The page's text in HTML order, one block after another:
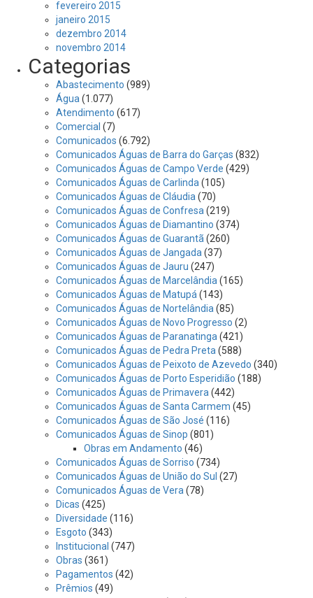
fevereiro 2015
janeiro 2015
dezembro 2014
novembro 2014
Categorias
Abastecimento (989)
Água (1.077)
Atendimento (617)
Comercial (7)
Comunicados (6.792)
Comunicados Águas de Barra do Garças (832)
Comunicados Águas de Campo Verde (429)
Comunicados Águas de Carlinda (105)
Comunicados Águas de Cláudia (70)
Comunicados Águas de Confresa (219)
Comunicados Águas de Diamantino (374)
Comunicados Águas de Guarantã (260)
Comunicados Águas de Jangada (37)
Comunicados Águas de Jauru (247)
Comunicados Águas de Marcelândia (165)
Comunicados Águas de Matupá (143)
Comunicados Águas de Nortelândia (85)
Comunicados Águas de Novo Progresso (2)
Comunicados Águas de Paranatinga (421)
Comunicados Águas de Pedra Preta (588)
Comunicados Águas de Peixoto de Azevedo (340)
Comunicados Águas de Porto Esperidião (188)
Comunicados Águas de Primavera (442)
Comunicados Águas de Santa Carmem (45)
Comunicados Águas de São José (116)
Comunicados Águas de Sinop (801)
Obras em Andamento (46)
Comunicados Águas de Sorriso (734)
Comunicados Águas de União do Sul (27)
Comunicados Águas de Vera (78)
Dicas (425)
Diversidade (116)
Esgoto (343)
Institucional (747)
Obras (361)
Pagamentos (42)
Prêmios (49)